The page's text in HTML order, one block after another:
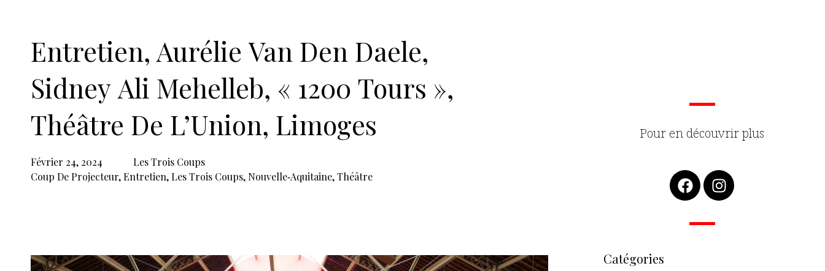
Entretien, Aurélie Van Den Daele,
Sidney Ali Mehelleb, « 1200 Tours »,
Théâtre De L’Union, Limoges
Février 24, 2024
Les Trois Coups
Coup De Projecteur,Entretien,Les Trois Coups, Nouvelle‑Aquitaine,Théâtre
Pour en découvrir plus
Catégories